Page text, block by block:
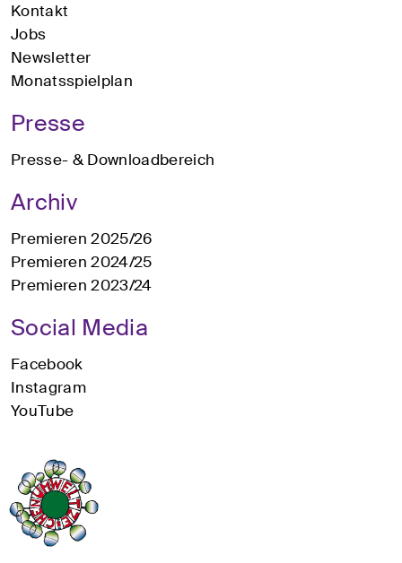
Kontakt
Jobs
Newsletter
Monatsspielplan
Presse
Presse- & Downloadbereich
Archiv
Premieren 2025/26
Premieren 2024/25
Premieren 2023/24
Social Media
Facebook
Instagram
YouTube